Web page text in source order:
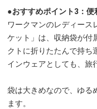
●おすすめポイント3：便
ワークマンのレディース
ケット」は、収納袋が付
クトに折りたたんで持ち
インウェアとしても、旅
袋は大きめなので、ゆる
ます。